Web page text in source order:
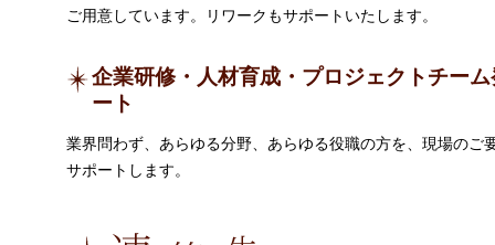
ご用意しています。リワークもサポートいたします。
企業研修・人材育成・プロジェクトチー
ート
業界問わず、あらゆる分野、あらゆる役職の方を、現場のご
サポートします。